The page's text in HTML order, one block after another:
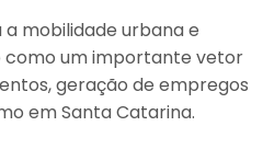
mobilidade urbana e
como um importante vetor
geração de empregos
em Santa Catarina.